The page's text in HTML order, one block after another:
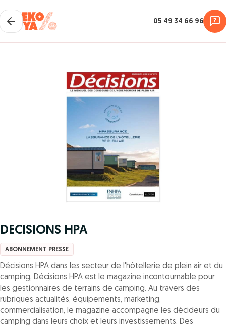
05 49 34 66 96
DECISIONS HPA
ABONNEMENT PRESSE
Décisions HPA dans les secteur de l'hôtellerie de plein air et du
camping, Décisions HPA est le magazine incontournable pour
les gestionnaires de terrains de camping. Au travers des
rubriques actualités, équipements, marketing,
commercialisation, le magazine accompagne les décideurs du
camping dans leurs choix et leurs investissements. Des